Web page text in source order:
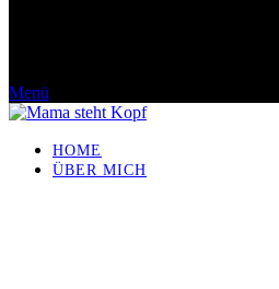
Menü
HOME
ÜBER MICH